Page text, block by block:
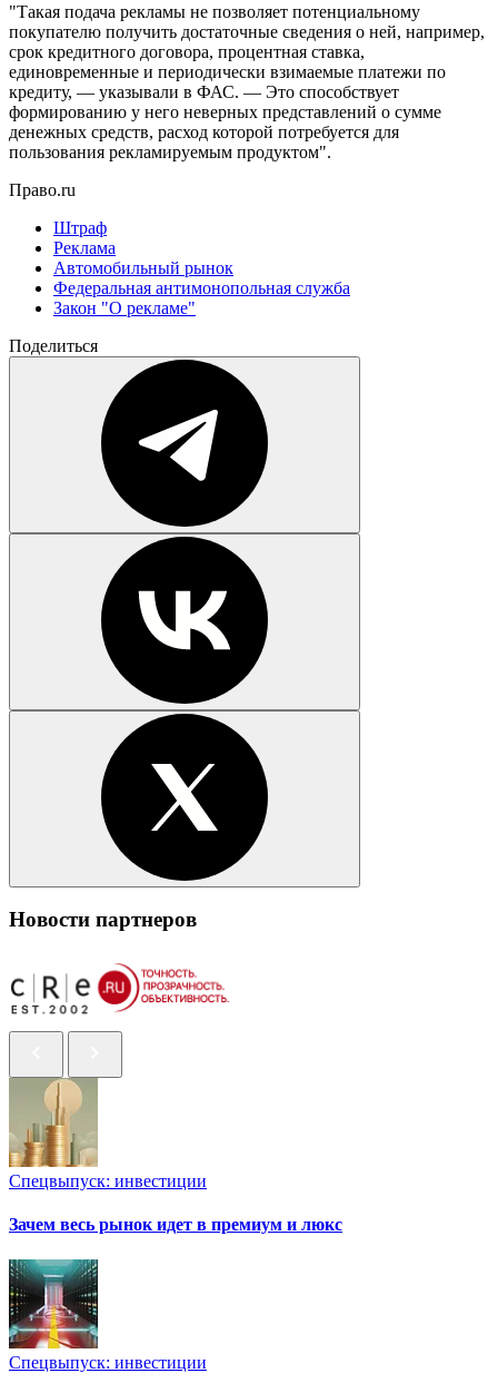
"Такая подача рекламы не позволяет потенциальному
покупателю получить достаточные сведения о ней, например,
срок кредитного договора, процентная ставка,
единовременные и периодически взимаемые платежи по
кредиту, — указывали в ФАС. — Это способствует
формированию у него неверных представлений о сумме
денежных средств, расход которой потребуется для
пользования рекламируемым продуктом".
Право.ru
Штраф
Реклама
Автомобильный рынок
Федеральная антимонопольная служба
Закон "О рекламе"
Поделиться
Новости партнеров
Спецвыпуск: инвестиции
Зачем весь рынок идет в премиум и люкс
Спецвыпуск: инвестиции